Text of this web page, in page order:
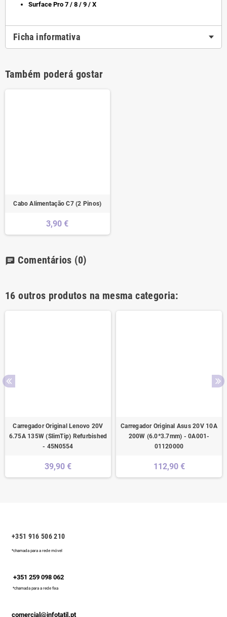
Surface Pro 7 / 8 / 9 / X
Ficha informativa
Também poderá gostar
Cabo Alimentação C7 (2 Pinos)
3,90 €
chat Comentários (0)
16 outros produtos na mesma categoria:
Carregador Original Lenovo 20V
6.75A 135W (SlimTip) Refurbished
- 45N0554
39,90 €
Carregador Original Asus 20V 10A
200W (6.0*3.7mm) - 0A001-
01120000
112,90 €
+351 916 506 210
*chamada para a rede móvel
+351 259 098 062
*chamada para a rede fixa
comercial@infotatil.pt